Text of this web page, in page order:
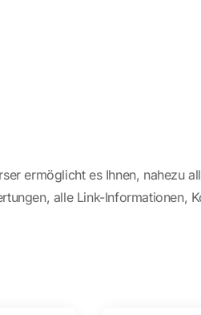
ermöglicht es Ihnen, nahezu
alle Link-Informationen,